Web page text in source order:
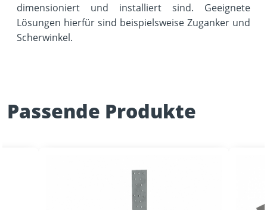
dimensioniert und installiert sind. Geeignete
Lösungen hierfür sind beispielsweise Zuganker und
Scherwinkel.
Passende Produkte